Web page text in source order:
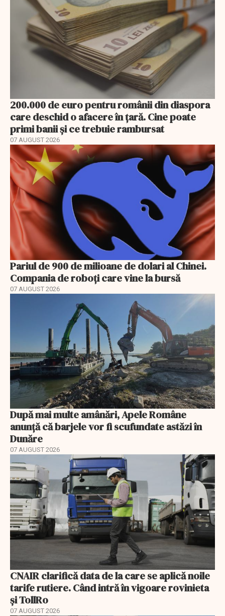
200.000 de euro pentru românii din diaspora
care deschid o afacere în țară. Cine poate
primi banii și ce trebuie rambursat
07 AUGUST 2026
Pariul de 900 de milioane de dolari al Chinei.
Compania de roboți care vine la bursă
07 AUGUST 2026
După mai multe amânări, Apele Române
anunță că barjele vor fi scufundate astăzi în
Dunăre
07 AUGUST 2026
CNAIR clarifică data de la care se aplică noile
tarife rutiere. Când intră în vigoare rovinieta
și TollRo
07 AUGUST 2026